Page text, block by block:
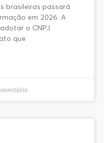
brasileiras passará
em 2026. A
o CNPJ
que